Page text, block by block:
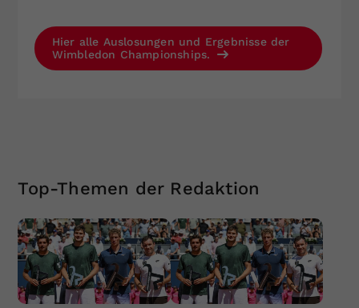
Hier alle Auslosungen und Ergebnisse der
Wimbledon Championships.
Top-Themen der Redaktion